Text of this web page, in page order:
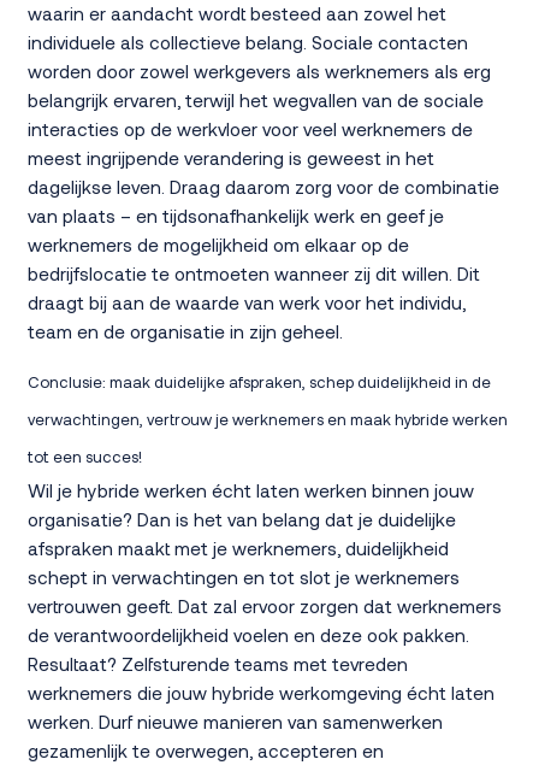
waarin er aandacht wordt besteed aan zowel het
individuele als collectieve belang. Sociale contacten
worden door zowel werkgevers als werknemers als erg
belangrijk ervaren, terwijl het wegvallen van de sociale
interacties op de werkvloer voor veel werknemers de
meest ingrijpende verandering is geweest in het
dagelijkse leven. Draag daarom zorg voor de combinatie
van plaats – en tijdsonafhankelijk werk en geef je
werknemers de mogelijkheid om elkaar op de
bedrijfslocatie te ontmoeten wanneer zij dit willen. Dit
draagt bij aan de waarde van werk voor het individu,
team en de organisatie in zijn geheel.
Conclusie: maak duidelijke afspraken, schep duidelijkheid in de
verwachtingen, vertrouw je werknemers en maak hybride werken
tot een succes!
Wil je hybride werken écht laten werken binnen jouw
organisatie? Dan is het van belang dat je duidelijke
afspraken maakt met je werknemers, duidelijkheid
schept in verwachtingen en tot slot je werknemers
vertrouwen geeft. Dat zal ervoor zorgen dat werknemers
de verantwoordelijkheid voelen en deze ook pakken.
Resultaat? Zelfsturende teams met tevreden
werknemers die jouw hybride werkomgeving écht laten
werken. Durf nieuwe manieren van samenwerken
gezamenlijk te overwegen, accepteren en